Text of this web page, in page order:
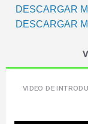
DESCARGAR
DESCARGAR
VIDEO DE